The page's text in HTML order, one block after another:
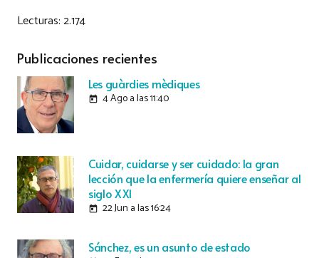
Lecturas:2.174
Publicaciones recientes
Les guàrdies mèdiques
today 4 Ago a las 11:40
Cuidar, cuidarse y ser cuidado: la gran
lección que la enfermería quiere enseñar al
siglo XXI
today 22 Jun a las 16:24
Sánchez, es un asunto de estado